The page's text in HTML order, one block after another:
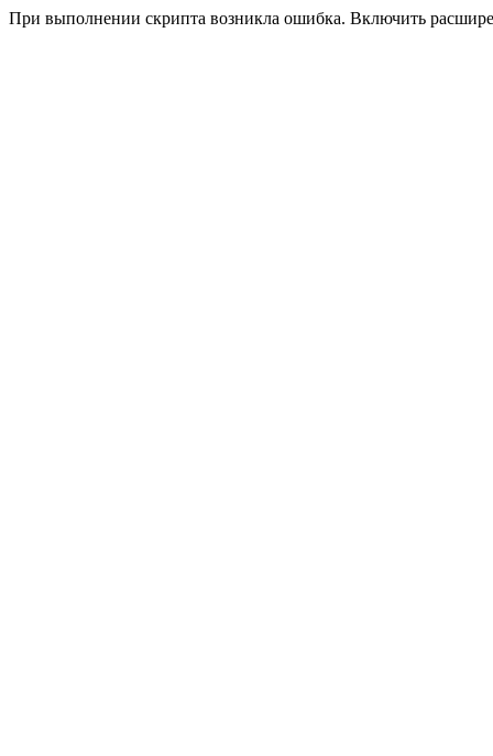
При выполнении скрипта возникла ошибка. Включить